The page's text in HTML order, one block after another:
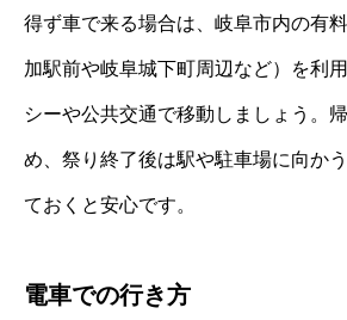
得ず車で来る場合は、岐阜市内の有
加駅前や岐阜城下町周辺など）を利
シーや公共交通で移動しましょう。
め、祭り終了後は駅や駐車場に向か
ておくと安心です。
電車での行き方